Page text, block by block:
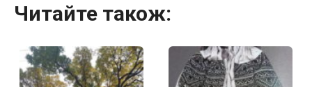
Читайте також: